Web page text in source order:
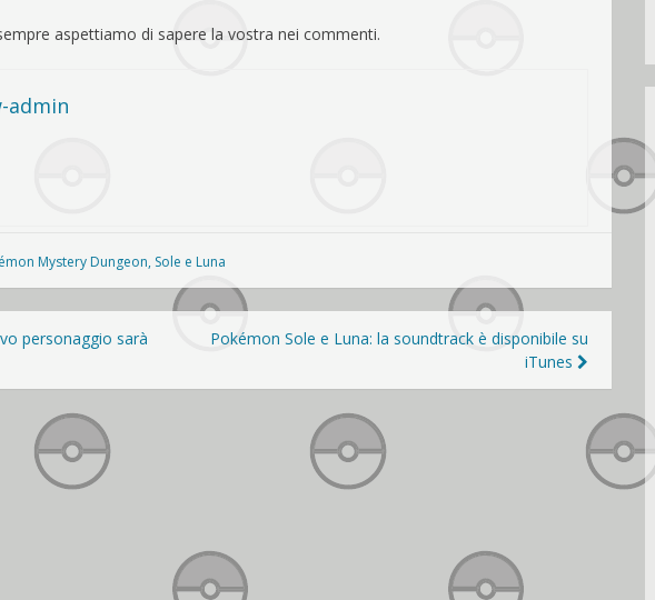
aspettiamo di sapere la vostra nei commenti.
admin
Mystery Dungeon, Sole e Luna
personaggio sarà
Pokémon Sole e Luna: la soundtrack è disponibile su
iTunes